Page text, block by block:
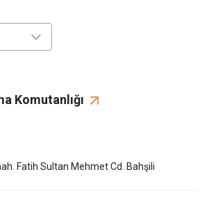
Komutanlığı
Fatih Sultan Mehmet Cd. Bahşili